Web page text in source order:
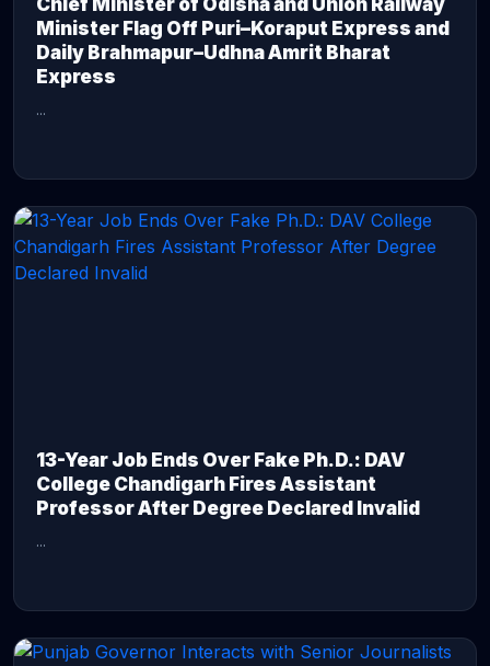
Chief Minister of Odisha and Union Railway
Minister Flag Off Puri–Koraput Express and
Daily Brahmapur–Udhna Amrit Bharat
Express
...
13-Year Job Ends Over Fake Ph.D.: DAV
College Chandigarh Fires Assistant
Professor After Degree Declared Invalid
...